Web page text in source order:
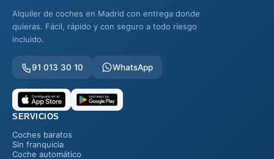
Alquiler de coches en Madrid con entrega donde
quieras. Fácil, rápido y con seguro a todo riesgo
incluido.
91 013 30 10 WhatsApp
SERVICIOS
Coches baratos
Sin franquicia
Coche automático